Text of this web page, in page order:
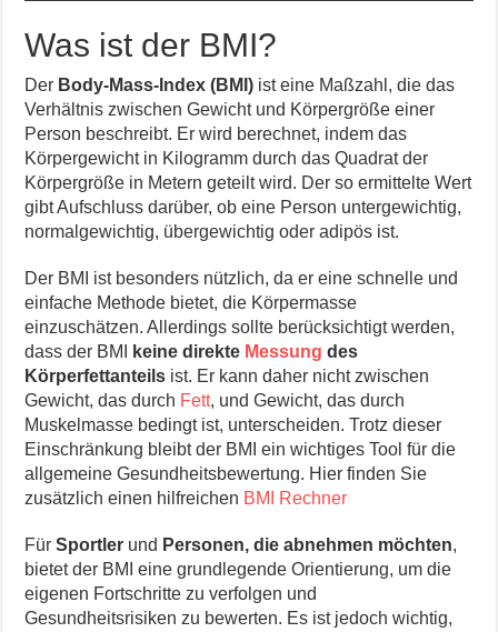
Was ist der BMI?
Der Body-Mass-Index (BMI) ist eine Maßzahl, die das
Verhältnis zwischen Gewicht und Körpergröße einer
Person beschreibt. Er wird berechnet, indem das
Körpergewicht in Kilogramm durch das Quadrat der
Körpergröße in Metern geteilt wird. Der so ermittelte Wert
gibt Aufschluss darüber, ob eine Person untergewichtig,
normalgewichtig, übergewichtig oder adipös ist.
Der BMI ist besonders nützlich, da er eine schnelle und
einfache Methode bietet, die Körpermasse
einzuschätzen. Allerdings sollte berücksichtigt werden,
dass der BMI
keine direkte Messung des
Körperfettanteils ist. Er kann daher nicht zwischen
Gewicht, das durch Fett, und Gewicht, das durch
Muskelmasse bedingt ist, unterscheiden. Trotz dieser
Einschränkung bleibt der BMI ein wichtiges Tool für die
allgemeine Gesundheitsbewertung. Hier finden Sie
zusätzlich einen hilfreichen BMI Rechner
FürSportler und Personen, die abnehmen möchten,
bietet der BMI eine grundlegende Orientierung, um die
eigenen Fortschritte zu verfolgen und
Gesundheitsrisiken zu bewerten. Es ist jedoch wichtig,